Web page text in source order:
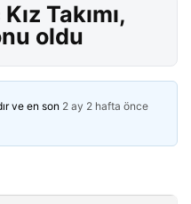
Takımı,
oldu
ve en son 2 ay 2 hafta önce